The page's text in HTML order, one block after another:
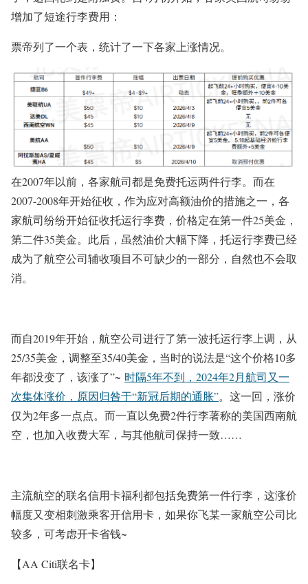
增加了短途行李费用：
票帝列了一个表，统计了一下各家上涨情况。
在2007年以前，各家航司都是免费托运两件行李。而在
2007-2008年开始征收，作为应对高额油价的措施之一，各
家航司纷纷开始征收托运行李费，价格定在第一件25美金，
第二件35美金。此后，虽然油价大幅下降，托运行李费已经
成为了航空公司辅收项目不可缺少的一部分，自然也不会取
消。
而自2019年开始，航空公司进行了第一波托运行李上调，从
25/35美金，调整至35/40美金，当时的说法是“这个价格10多
年都没变了，该涨了”~ 时隔5年不到，2024年2月航司又一
次集体涨价，原因归咎于“新冠后期的通胀”。这一回，涨价
仅为2年多一点点。而一直以免费2件行李著称的美国西南航
空，也加入收费大军，与其他航司保持一致……
主流航空的联名信用卡福利都包括免费第一件行李，这涨价
幅度又变相刺激乘客开信用卡，如果你飞某一家航空公司比
较多，可考虑开卡省钱~
【AA Citi联名卡】